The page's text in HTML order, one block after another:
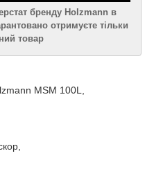
бренду Holzmann в
отримуєте тільки
товар
MSM 100L,